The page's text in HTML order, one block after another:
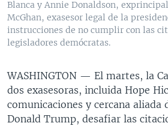
LAS CLAVES
PANORAMA
BUENOS DÍAS AMÉRICA
ESTADOS UNIDOS AL DÍA
FORO [RADIO]
DEPORTIVO INTERNACIONAL
NOTA ECONÓMICA
Learning English
SÍGANOS
Idiomas
Blanca y Annie Donaldson,
McGhan, exasesor legal de la
instrucciones de no cumplir con las
legisladores demócratas.
WASHINGTON — El martes, la
dos exasesoras, incluida Hope
comunicaciones y cercana aliada
Donald Trump, desafiar las